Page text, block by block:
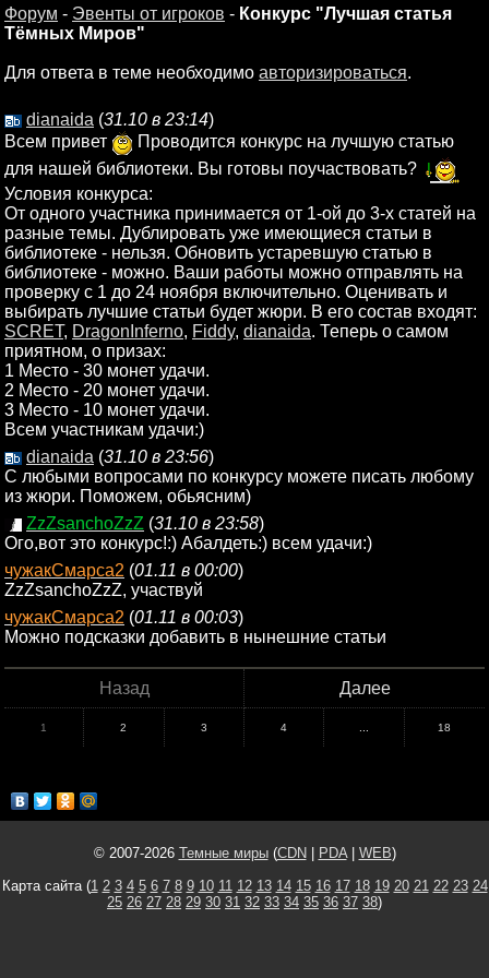
Форум - Эвенты от игроков - Конкурс "Лучшая статья
Тёмных Миров"
Для ответа в теме необходимо авторизироваться.
dianaida (31.10 в 23:14)
Всем привет
Проводится конкурс на лучшую статью
для нашей библиотеки. Вы готовы поучаствовать?
Условия конкурса:
От одного участника принимается от 1-ой до 3-х статей на
разные темы. Дублировать уже имеющиеся статьи в
библиотеке - нельзя. Обновить устаревшую статью в
библиотеке - можно. Ваши работы можно отправлять на
проверку с 1 до 24 ноября включительно. Оценивать и
выбирать лучшие статьи будет жюри. В его состав входят:
SCRET, DragonInferno, Fiddy, dianaida. Теперь о самом
приятном, о призах:
1 Место - 30 монет удачи.
2 Место - 20 монет удачи.
3 Место - 10 монет удачи.
Всем участникам удачи:)
dianaida (31.10 в 23:56)
С любыми вопросами по конкурсу можете писать любому
из жюри. Поможем, обьясним)
ZzZsanchoZzZ (31.10 в 23:58)
Ого,вот это конкурс!:) Абалдеть:) всем удачи:)
чужакСмарса2 (01.11 в 00:00)
ZzZsanchoZzZ, участвуй
чужакСмарса2 (01.11 в 00:03)
Можно подсказки добавить в нынешние статьи
Назад Далее
1 2 3 4 18
© 2007-2026 Темные миры(CDN PDA| WEB)
Карта сайта (1 2 3 4 5 6 7 8 9 10 11 12 13 14 15 16 17 18 19 20 21 22 23 24
25 26 27 28 29 30 31 32 33 34 35 36 37 38)